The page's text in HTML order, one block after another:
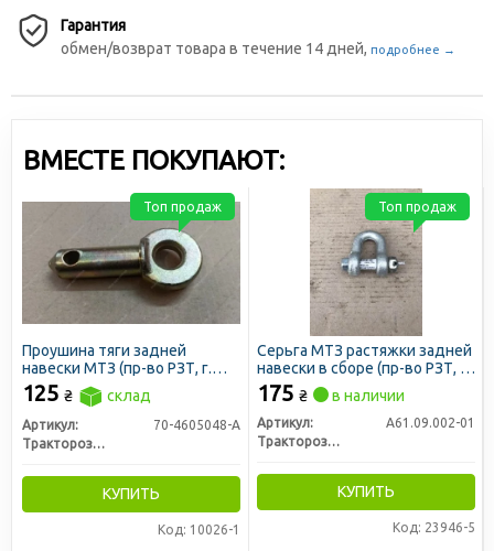
Гарантия
обмен/возврат товара в течение 14 дней, подробнее →
ВМЕСТЕ ПОКУПАЮТ:
Проушина тяги задней
навески МТЗ (пр-во РЗТ, г.
Ромны)
125 ₴ склад
Артикул:
70-4605048-А
Тракторозапчасть г. Ромны
КУПИТЬ
Код: 10026-1
Топ продаж
Серьга МТЗ растяжки задней
навески в сборе (пр-во РЗТ, г.
Ромны)
175 ₴ в наличии
Артикул:
А61.09.002-01
Тракторозапчасть г. Ромны
КУПИТЬ
Код: 23946-5
Топ продаж